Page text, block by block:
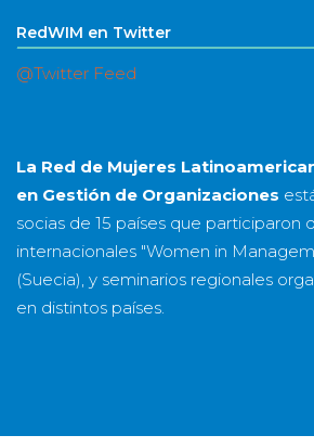
RedWIM en Twitter
@Twitter Feed
La Red de Mujeres
en Gestión de Organizaciones
socias de 15 países que participaron
internacionales "Women in
(Suecia), y seminarios regionales
en distintos países.